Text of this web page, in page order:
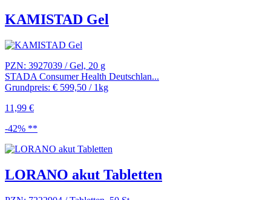
KAMISTAD Gel
PZN: 3927039 / Gel, 20 g
STADA Consumer Health Deutschlan...
Grundpreis: € 599,50 / 1kg
11,99 €
-42% **
LORANO akut Tabletten